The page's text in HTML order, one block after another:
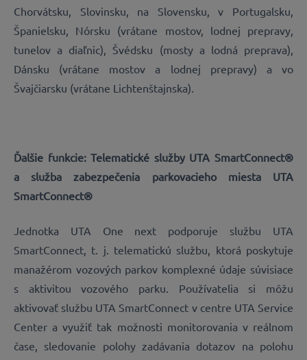
Chorvátsku, Slovinsku, na Slovensku, v Portugalsku,
Španielsku, Nórsku (vrátane mostov, lodnej prepravy,
tunelov a diaľnic), Švédsku (mosty a lodná preprava),
Dánsku (vrátane mostov a lodnej prepravy) a vo
Švajčiarsku (vrátane Lichtenštajnska).
Ďalšie funkcie: Telematické služby UTA SmartConnect®
a služba zabezpečenia parkovacieho miesta UTA
SmartConnect®
Jednotka UTA One next podporuje službu UTA
SmartConnect, t. j. telematickú službu, ktorá poskytuje
manažérom vozových parkov komplexné údaje súvisiace
s aktivitou vozového parku. Používatelia si môžu
aktivovať službu UTA SmartConnect v centre UTA Service
Center a využiť tak možnosti monitorovania v reálnom
čase, sledovanie polohy zadávania dotazov na polohu